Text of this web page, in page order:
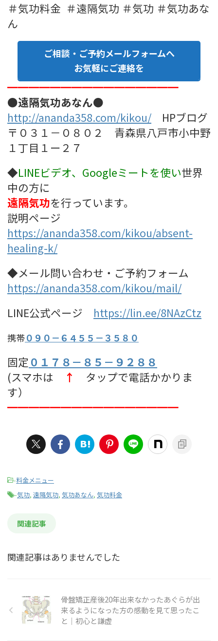
＃気功料金 ＃遠隔気功 ＃気功 ＃気功あな
ん
ご相談・ご予約メールフォームへ
お気軽にご連絡を
━━━━━━━━━━━━━━━━
●遠隔気功あなん●
http://ananda358.com/kikou/ HPブログ
〒０３１－０８０２ 青森県八戸市小中野
１丁目１ー２７
◆LINEビデオ、Googleミートを使い世界
中の方に
遠隔気功を行っています。
説明ページ
https://ananda358.com/kikou/absent-
healing-k/
◆メール問い合わせ・ご予約フォーム
https://ananda358.com/kikou/mail/
LINE公式ページ https://lin.ee/8NAzCtz
携帯０９０－６４５５－３５８０
固定 ０１７８－８５－９２８８
(スマホは
↑
タップで電話かかりま
す）
━━━━━━━━━━━━━━━━
-料金メニュー
-気功, 遠隔気功, 気功あなん, 気功料金
関連記事
関連記事はありませんでした
骨盤矯正産後20年出来なかったあぐらが出
来るようになった方の感動を見て思ったこ
と｜初心と謙虚